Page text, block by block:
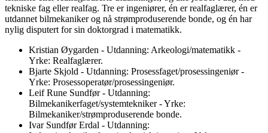
tekniske fag eller realfag. Tre er ingeniører, én er realfaglærer, én er
utdannet bilmekaniker og nå strømproduserende bonde, og én har
nylig disputert for sin doktorgrad i matematikk.
Kristian Øygarden - Utdanning: Arkeologi/matematikk -
Yrke: Realfaglærer.
Bjarte Skjold - Utdanning: Prosessfaget/prosessingeniør -
Yrke: Prosessoperatør/prosessingeniør.
Leif Rune Sundfør - Utdanning:
Bilmekanikerfaget/systemtekniker - Yrke:
Bilmekaniker/strømproduserende bonde.
Ivar Sundfør Erdal - Utdanning: